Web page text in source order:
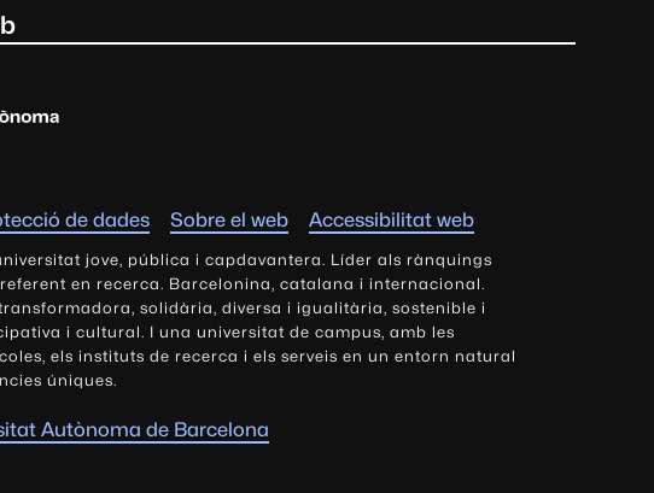
de dades Sobre el web Accessibilitat web
jove, pública i capdavantera. Líder als rànquings
en recerca. Barcelonina, catalana i internacional.
solidària, diversa i igualitària, sostenible i
i cultural. I una universitat de campus, amb les
els instituts de recerca i els serveis en un entorn natural
úniques.
Autònoma de Barcelona